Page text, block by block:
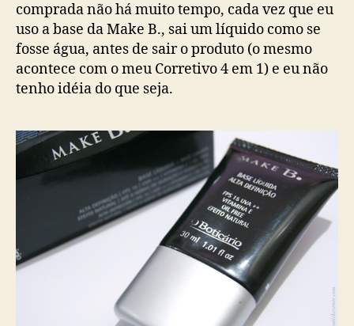
comprada não há muito tempo, cada vez que eu
uso a base da Make B., sai um líquido como se
fosse água, antes de sair o produto (o mesmo
acontece com o meu Corretivo 4 em 1) e eu não
tenho idéia do que seja.